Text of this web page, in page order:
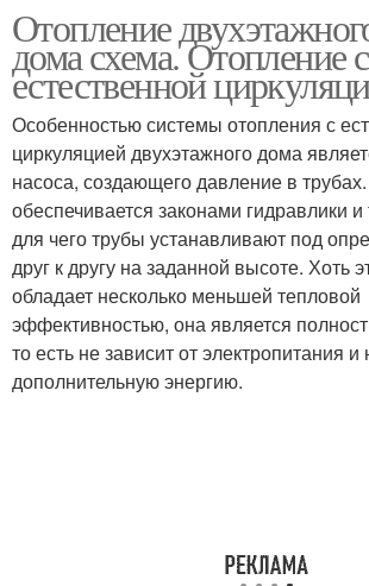
Отопление
дома схема. Отопление с
естественной
Особенностью системы отопления с
циркуляцией двухэтажного дома
насоса, создающего давление в
обеспечивается законами гидравлики
для чего трубы устанавливают под
друг к другу на заданной высоте. Хоть
обладает несколько меньшей тепловой
эффективностью, она является
то есть не зависит от электропитания и
дополнительную энергию.